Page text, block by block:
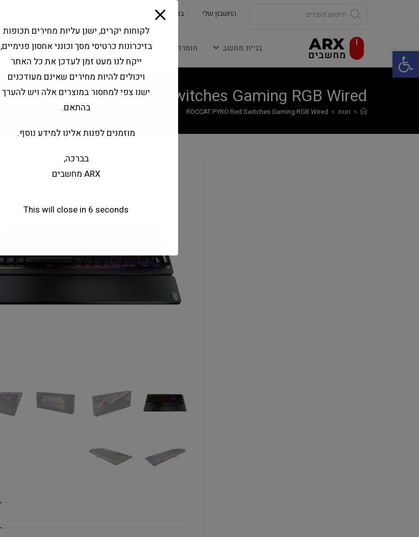
פתח סרגל נגישות
Products
search החשבון שלי בקשה להצעה
בניית מחשב חומרה ותוכנה ציוד היקפי מחשבים וטאבלטים
ROCCAT PYRO Red Switches Gaming RGB Wired
> חנות >
ROCCAT PYRO Red Switches Gaming RGB Wired
לקוחות יקרים, ישנן עליות מחירים תכופות
בזיכרונות כרטיסי מסך וכונני אחסון פנימיים,
ייקח לנו מעט זמן לעדכן את כל האתר
ויכולים להיות מחירים שאינם מעודכנים
ישנו צפי למחסור במוצרים אלה ויש להערך
בהתאם.
מוזמנים לפנות אלינו למידע נוסף.
בברכה,
ARX מחשבים
This will close in 6 seconds